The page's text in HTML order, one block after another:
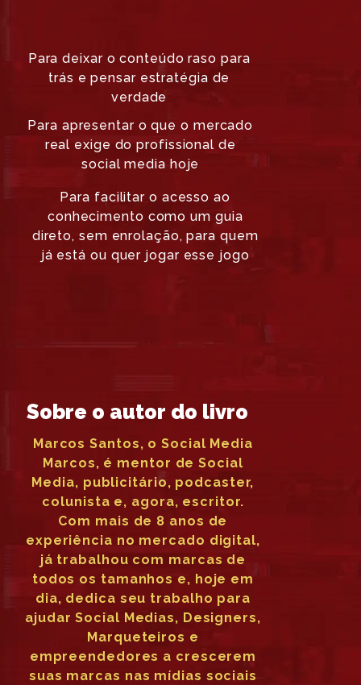
Para deixar o conteúdo raso para
trás e pensar estratégia de
verdade
Para apresentar o que o mercado
real exige do profissional de
social media hoje
Para facilitar o acesso ao
conhecimento como um guia
direto, sem enrolação, para quem
já está ou quer jogar esse jogo
Sobre o autor do livro
Marcos Santos, o Social Media
Marcos, é mentor de Social
Media, publicitário, podcaster,
colunista e, agora, escritor.
Com mais de 8 anos de
experiência no mercado digital,
já trabalhou com marcas de
todos os tamanhos e, hoje em
dia, dedica seu trabalho para
ajudar Social Medias, Designers,
Marqueteiros e
empreendedores a crescerem
suas marcas nas mídias sociais